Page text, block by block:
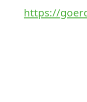
https://